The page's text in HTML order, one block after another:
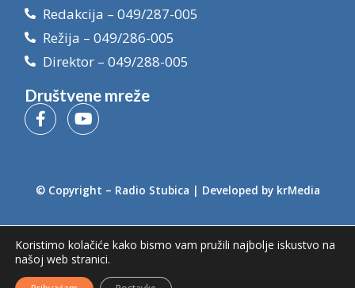
Redakcija – 049/287-005
Režija – 049/286-005
Direktor – 049/288-005
Društvene mreže
© Copyright – Radio Stubica | Developed by krMedia
Koristimo kolačiće kako bismo vam pružili najbolje iskustvo na
našoj web stranici.